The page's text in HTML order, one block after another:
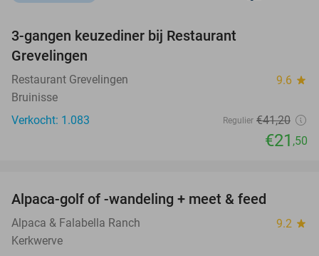
3-gangen keuzediner bij Restaurant
Grevelingen
Restaurant Grevelingen 9.6 star
Bruinisse
Verkocht: 1.083
Regulier €41,20
€21 ,50
Alpaca-golf of -wandeling + meet & feed
Alpaca & Falabella Ranch 9.2 star
Kerkwerve